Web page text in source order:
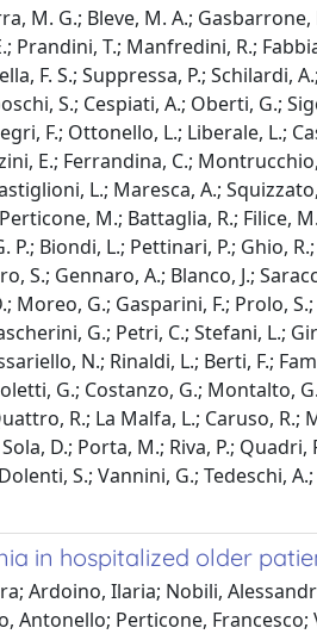
M. G.; Bleve, M. A.;
Prandini, T.; Manfredini, R.;
F. S.; Suppressa, P.;
S.; Cespiati, A.; Oberti, G.;
F.; Ottonello, L.; Liberale, L.;
E.; Ferrandina, C.;
L.; Maresca, A.;
M.; Battaglia, R.; Filice,
Biondi, L.; Pettinari, P.; Ghio,
S.; Gennaro, A.; Blanco, J.;
G.; Gasparini, F.; Prolo,
G.; Petri, C.; Stefani, L.;
N.; Rinaldi, L.; Berti, F.;
G.; Costanzo, G.; Montalto,
R.; La Malfa, L.; Caruso, R.;
D.; Porta, M.; Riva, P.;
S.; Vannini, G.; Tedeschi,
in hospitalized older
Ardoino, Ilaria; Nobili,
Antonello; Perticone,